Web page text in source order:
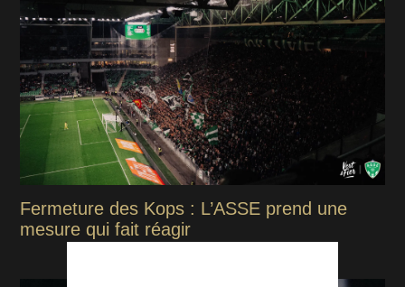
Fermeture des Kops : L’ASSE prend une
mesure qui fait réagir